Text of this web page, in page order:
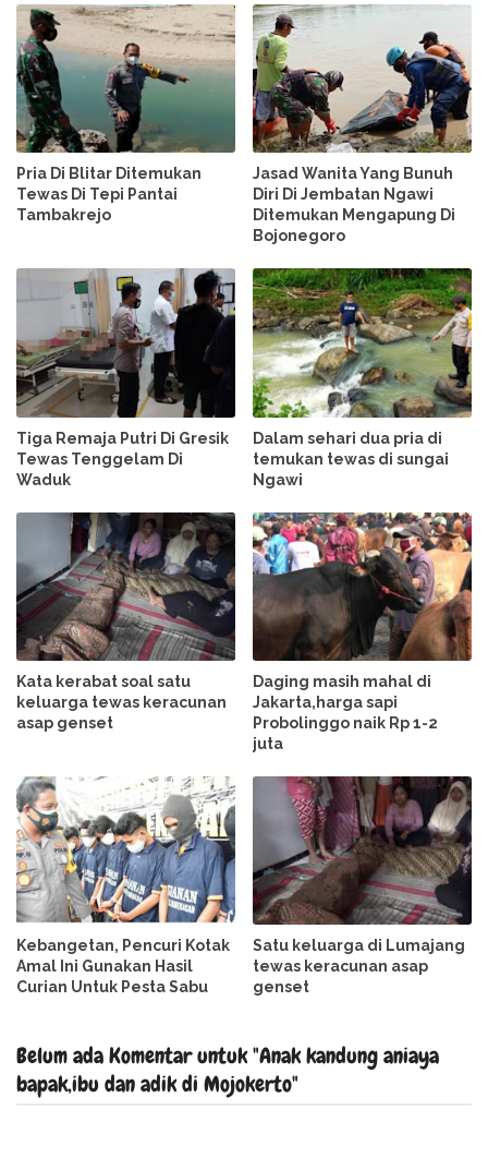
Pria Di Blitar Ditemukan
Tewas Di Tepi Pantai
Tambakrejo
Jasad Wanita Yang Bunuh
Diri Di Jembatan Ngawi
Ditemukan Mengapung Di
Bojonegoro
Tiga Remaja Putri Di Gresik
Tewas Tenggelam Di
Waduk
Dalam sehari dua pria di
temukan tewas di sungai
Ngawi
Kata kerabat soal satu
keluarga tewas keracunan
asap genset
Daging masih mahal di
Jakarta,harga sapi
Probolinggo naik Rp 1-2
juta
Kebangetan, Pencuri Kotak
Amal Ini Gunakan Hasil
Curian Untuk Pesta Sabu
Satu keluarga di Lumajang
tewas keracunan asap
genset
Belum ada Komentar untuk "Anak kandung aniaya
bapak,ibu dan adik di Mojokerto"